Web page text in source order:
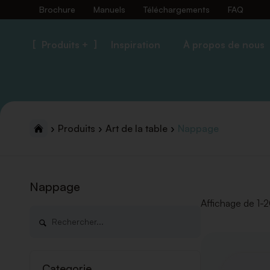
Brochure Manuels Téléchargements FAQ
Produits + Inspiration À propos de nous
Produits Art de la table Nappage
Nappage
Affichage de 1-